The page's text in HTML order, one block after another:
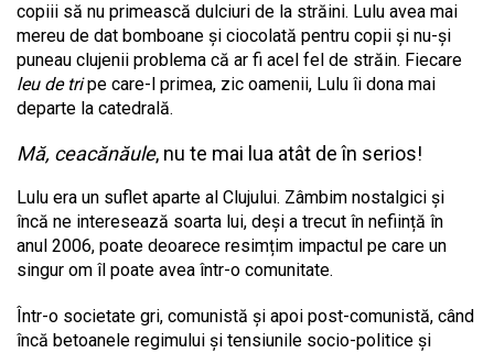
copiii să nu primească dulciuri de la străini. Lulu avea mai
mereu de dat bomboane și ciocolată pentru copii și nu-și
puneau clujenii problema că ar fi acel fel de străin. Fiecare
leu de tripe care-l primea, zic oamenii, Lulu îi dona mai
departe la catedrală.
Mă, ceacănăule, nu te mai lua atât de în serios!
Lulu era un suflet aparte al Clujului. Zâmbim nostalgici și
încă ne interesează soarta lui, deși a trecut în neființă în
anul 2006, poate deoarece resimțim impactul pe care un
singur om îl poate avea într-o comunitate.
Într-o societate gri, comunistă și apoi post-comunistă, când
încă betoanele regimului și tensiunile socio-politice și